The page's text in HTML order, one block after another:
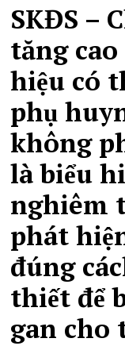
SKĐS –
tăng
hiệu có
phụ
không
là biểu
nghiêm
phát
đúng
thiết để
gan cho